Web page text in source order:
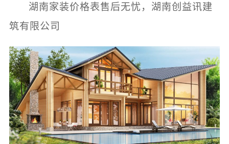
湖南家装价格表售后无忧，湖南创益讯建
筑有限公司